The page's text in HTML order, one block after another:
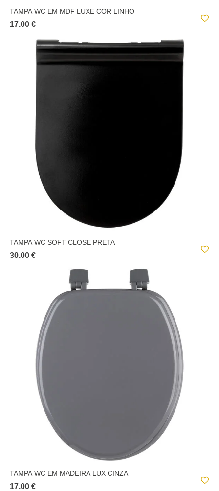
TAMPA WC EM MDF LUXE COR LINHO
17.00 €
TAMPA WC SOFT CLOSE PRETA
30.00 €
TAMPA WC EM MADEIRA LUX CINZA
17.00 €